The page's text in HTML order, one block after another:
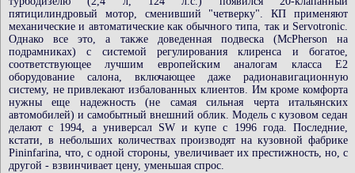
пятицилиндровый мотор, сменивший "четверку". КП применяют
механические и автоматические как обычного типа, так и Servotronic.
Однако все это, а также доведенная подвеска (McPherson на
подрамниках) с системой регулирования клиренса и богатое,
соответствующее лучшим европейским аналогам класса E2
оборудование салона, включающее даже радионавигационную
систему, не привлекают избалованных клиентов. Им кроме комфорта
нужны еще надежность (не самая сильная черта итальянских
автомобилей) и самобытный внешний облик. Модель с кузовом седан
делают с 1994, а универсал SW и купе с 1996 года. Последние,
кстати, в небольших количествах производят на кузовной фабрике
Pininfarina, что, с одной стороны, увеличивает их престижность, но, с
другой - взвинчивает цену, уменьшая спрос.